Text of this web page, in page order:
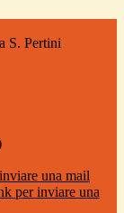
S. Pertini
una mail
per inviare una